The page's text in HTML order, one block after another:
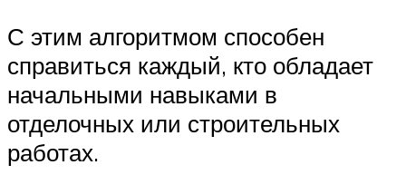
С этим алгоритмом способен
справиться каждый, кто обладает
начальными навыками в
отделочных или строительных
работах.